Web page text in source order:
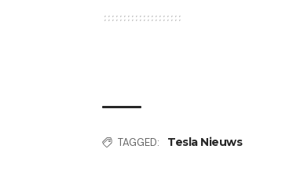
TAGGED: Tesla Nieuws